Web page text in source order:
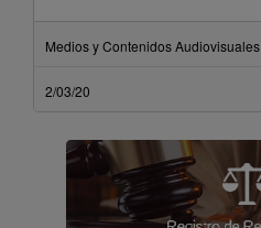
Medios y Contenidos Audiovisuales
2/03/20